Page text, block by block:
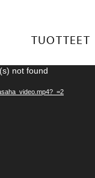
TUOTTEET
not found